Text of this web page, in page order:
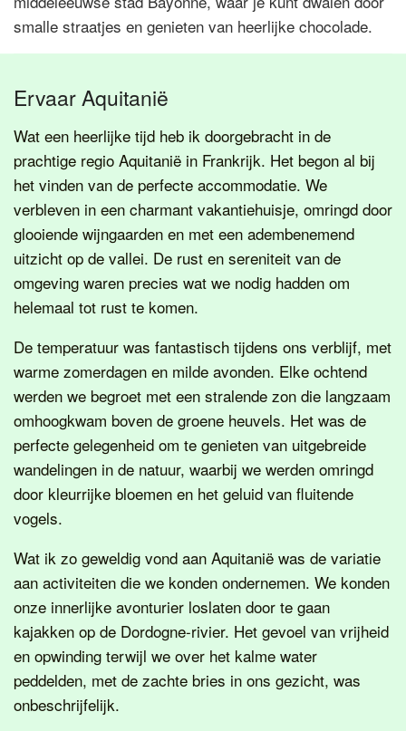
smalle straatjes en genieten van heerlijke chocolade.
Ervaar Aquitanië
Wat een heerlijke tijd heb ik doorgebracht in de
prachtige regio Aquitanië in Frankrijk. Het begon al bij
het vinden van de perfecte accommodatie. We
verbleven in een charmant vakantiehuisje, omringd door
glooiende wijngaarden en met een adembenemend
uitzicht op de vallei. De rust en sereniteit van de
omgeving waren precies wat we nodig hadden om
helemaal tot rust te komen.
De temperatuur was fantastisch tijdens ons verblijf, met
warme zomerdagen en milde avonden. Elke ochtend
werden we begroet met een stralende zon die langzaam
omhoogkwam boven de groene heuvels. Het was de
perfecte gelegenheid om te genieten van uitgebreide
wandelingen in de natuur, waarbij we werden omringd
door kleurrijke bloemen en het geluid van fluitende
vogels.
Wat ik zo geweldig vond aan Aquitanië was de variatie
aan activiteiten die we konden ondernemen. We konden
onze innerlijke avonturier loslaten door te gaan
kajakken op de Dordogne-rivier. Het gevoel van vrijheid
en opwinding terwijl we over het kalme water
peddelden, met de zachte bries in ons gezicht, was
onbeschrijfelijk.